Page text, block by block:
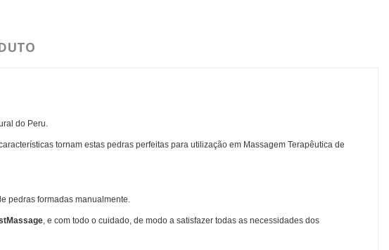
do Peru.
tornam estas pedras perfeitas para utilização em Massagem Terapêutica de
pedras formadas manualmente.
, e com todo o cuidado, de modo a satisfazer todas as necessidades dos